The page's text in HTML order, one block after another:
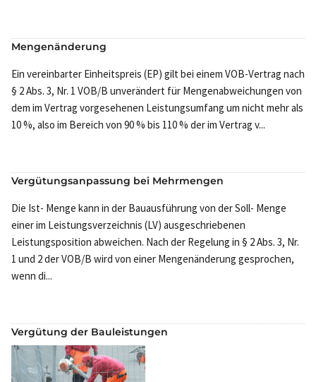
Mengenänderung
Ein vereinbarter Einheitspreis (EP) gilt bei einem VOB-Vertrag nach
§ 2 Abs. 3, Nr. 1 VOB/B unverändert für Mengenabweichungen von
dem im Vertrag vorgesehenen Leistungsumfang um nicht mehr als
10 %, also im Bereich von 90 % bis 110 % der im Vertrag v...
Vergütungsanpassung bei Mehrmengen
Die Ist- Menge kann in der Bauausführung von der Soll- Menge
einer im Leistungsverzeichnis (LV) ausgeschriebenen
Leistungsposition abweichen. Nach der Regelung in § 2 Abs. 3, Nr.
1 und 2 der VOB/B wird von einer Mengenänderung gesprochen,
wenn di...
Vergütung der Bauleistungen